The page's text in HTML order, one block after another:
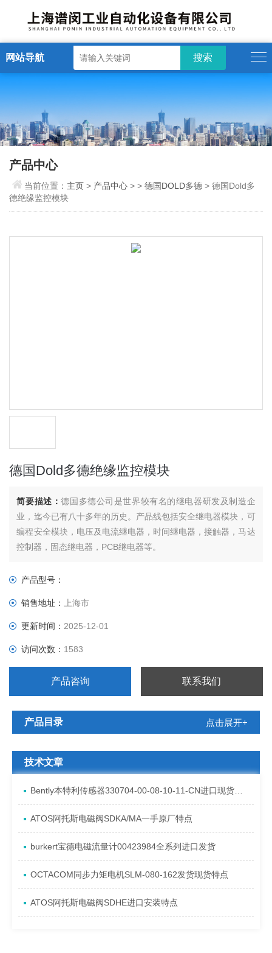
网站导航
产品中心
当前位置： 主页> 产品中心 > >德国DOLD多德 > 德国Dold多
德绝缘监控模块
德国Dold多德绝缘监控模块
简要描述：德国多德公司是世界较有名的继电器研发及制造企
业，迄今已有八十多年的历史。产品线包括安全继电器模块，可
编程安全模块，电压及电流继电器，时间继电器，接触器，马达
控制器，固态继电器，PCB继电器等。
产品型号：
销售地址：上海市
更新时间：2025-12-01
访问次数： 1583
产品咨询 联系我们
产品目录 点击展开+
技术文章
Bently本特利传感器330704-00-08-10-11-CN进口现货资料
ATOS阿托斯电磁阀SDKA/MA一手原厂特点
burkert宝德电磁流量计00423984全系列进口发货
OCTACOM同步力矩电机SLM-080-162发货现货特点
ATOS阿托斯电磁阀SDHE进口安装特点